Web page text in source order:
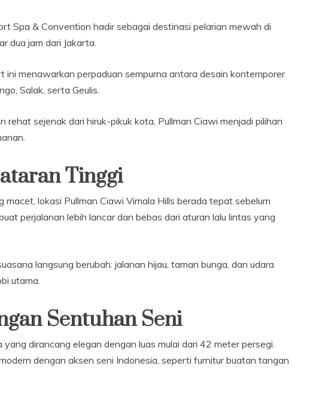
Spa & Convention hadir sebagai destinasi pelarian mewah di
dua jam dari Jakarta.
ini menawarkan perpaduan sempurna antara desain kontemporer
Salak, serta Geulis.
rehat sejenak dari hiruk-pikuk kota, Pullman Ciawi menjadi pilihan
Tinggi
macet, lokasi Pullman Ciawi Vimala Hills berada tepat sebelum
perjalanan lebih lancar dan bebas dari aturan lalu lintas yang
langsung berubah: jalanan hijau, taman bunga, dan udara
utama.
Sentuhan Seni
dirancang elegan dengan luas mulai dari 42 meter persegi.
dengan aksen seni Indonesia, seperti furnitur buatan tangan